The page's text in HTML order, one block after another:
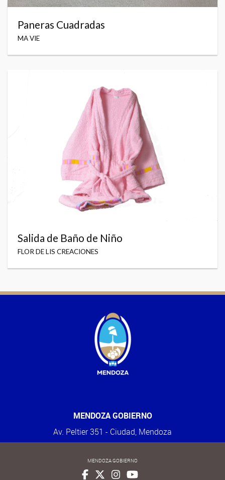
Paneras Cuadradas
MA VIE
Salida de Baño de Niño
FLOR DE LIS CREACIONES
MENDOZA GOBIERNO
Av. Peltier 351 - Ciudad, Mendoza
MENDOZA GOBIERNO